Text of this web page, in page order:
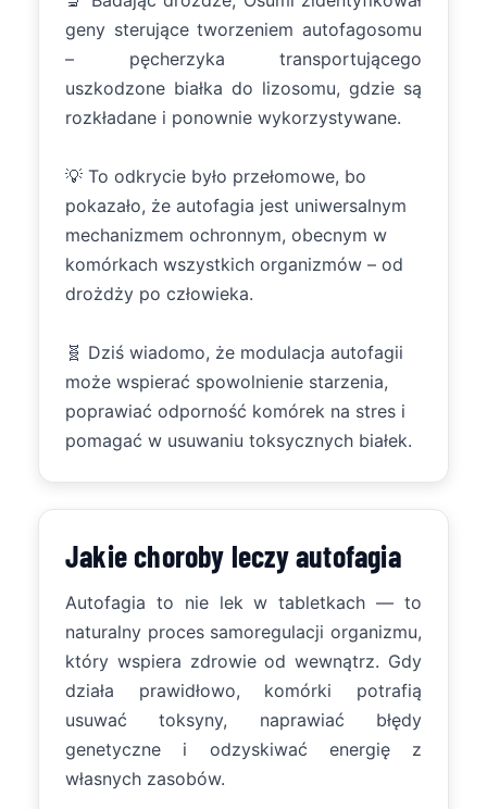
geny sterujące tworzeniem autofagosomu
– pęcherzyka transportującego
uszkodzone białka do lizosomu, gdzie są
rozkładane i ponownie wykorzystywane.
💡 To odkrycie było przełomowe, bo
pokazało, że autofagia jest uniwersalnym
mechanizmem ochronnym, obecnym w
komórkach wszystkich organizmów – od
drożdży po człowieka.
🧬 Dziś wiadomo, że modulacja autofagii
może wspierać spowolnienie starzenia,
poprawiać odporność komórek na stres i
pomagać w usuwaniu toksycznych białek.
Jakie choroby leczy autofagia
Autofagia to nie lek w tabletkach — to
naturalny proces samoregulacji organizmu,
który wspiera zdrowie od wewnątrz. Gdy
działa prawidłowo, komórki potrafią
usuwać toksyny, naprawiać błędy
genetyczne i odzyskiwać energię z
własnych zasobów.